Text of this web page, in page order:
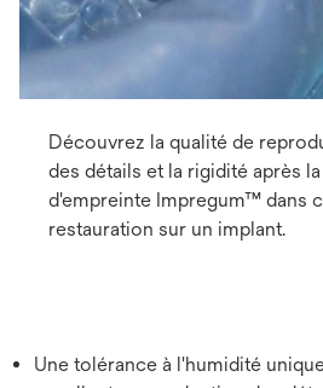
Découvrez la qualité de
des détails et la rigidité après
d'empreinte Impregum™ dans
restauration sur un implant.
Une tolérance à l'humidité